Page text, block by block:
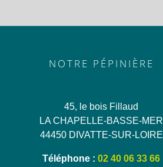
NOTRE PÉPINIÈRE
45, le bois Fillaud
LA CHAPELLE-BASSE-MER
44450 DIVATTE-SUR-LOIRE
Téléphone :02 40 06 33 66